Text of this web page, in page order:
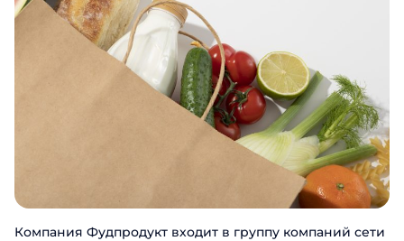
Компания Фудпродукт входит в группу компаний сети